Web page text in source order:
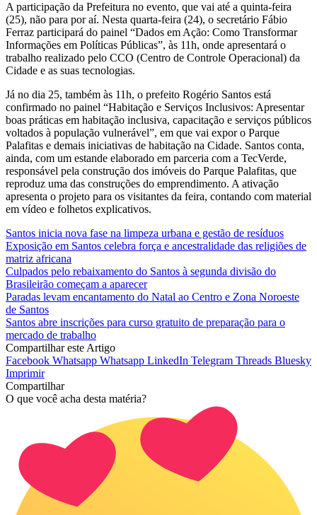
A participação da Prefeitura no evento, que vai até a quinta-feira
(25), não para por aí. Nesta quarta-feira (24), o secretário Fábio
Ferraz participará do painel “Dados em Ação: Como Transformar
Informações em Políticas Públicas”, às 11h, onde apresentará o
trabalho realizado pelo CCO (Centro de Controle Operacional) da
Cidade e as suas tecnologias.
Já no dia 25, também às 11h, o prefeito Rogério Santos está
confirmado no painel “Habitação e Serviços Inclusivos: Apresentar
boas práticas em habitação inclusiva, capacitação e serviços públicos
voltados à população vulnerável”, em que vai expor o Parque
Palafitas e demais iniciativas de habitação na Cidade. Santos conta,
ainda, com um estande elaborado em parceria com a TecVerde,
responsável pela construção dos imóveis do Parque Palafitas, que
reproduz uma das construções do emprendimento. A ativação
apresenta o projeto para os visitantes da feira, contando com material
em vídeo e folhetos explicativos.
Santos inicia nova fase na limpeza urbana e gestão de resíduos
Exposição em Santos celebra força e ancestralidade das religiões de
matriz africana
Culpados pelo rebaixamento do Santos à segunda divisão do
Brasileirão começam a aparecer
Paradas levam encantamento do Natal ao Centro e Zona Noroeste
de Santos
Santos abre inscrições para curso gratuito de preparação para o
mercado de trabalho
Compartilhar este Artigo
Facebook Whatsapp Whatsapp LinkedIn Telegram Threads Bluesky
Imprimir
Compartilhar
O que você acha desta matéria?